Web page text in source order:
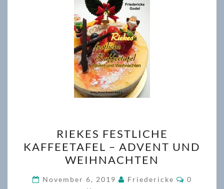
FESTLICHE
KAFFEETAFEL
–
ADVENT
RIEKES FESTLICHE
KAFFEETAFEL – ADVENT UND
WEIHNACHTEN
November 6, 2019 Friedericke
0